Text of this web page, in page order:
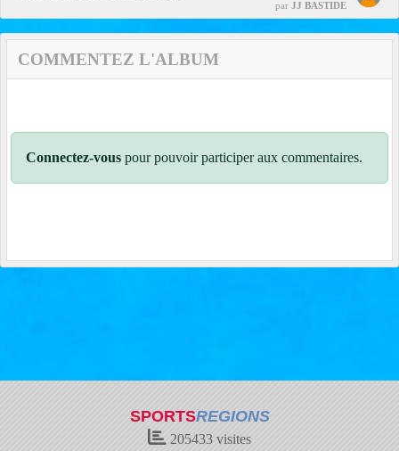
par JJ BASTIDE
COMMENTEZ L'ALBUM
Connectez-vous pour pouvoir participer aux commentaires.
SPORTSREGIONS
205433 visites